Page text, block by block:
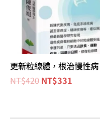
更新粒線體，根治慢性病
NT$420 NT$331